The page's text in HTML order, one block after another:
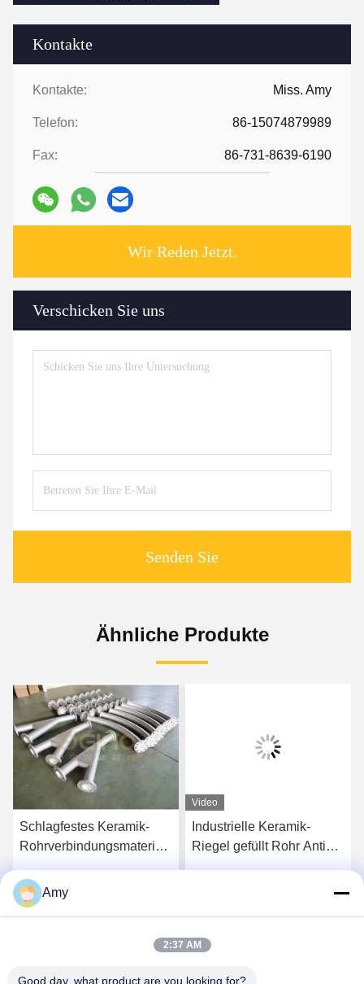
Kontakte
Kontakte: Miss. Amy
Telefon: 86-15074879989
Fax: 86-731-8639-6190
Wir Reden Jetzt.
Verschicken Sie uns
Senden Sie
Ähnliche Produkte
Schlagfestes Keramik-
Rohrverbindungsmaterial
Wir Reden Jetzt.
Video
Industrielle Keramik-
Riegel gefüllt Rohr Anti
Amy
2:37 AM
Good day, what product are you looking for?